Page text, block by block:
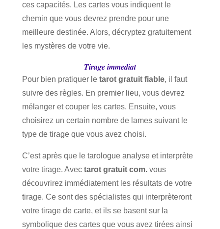
ces capacités. Les cartes vous indiquent le
chemin que vous devrez prendre pour une
meilleure destinée. Alors, décryptez gratuitement
les mystères de votre vie.
Tirage immediat
Pour bien pratiquer le tarot gratuit fiable, il faut
suivre des règles. En premier lieu, vous devrez
mélanger et couper les cartes. Ensuite, vous
choisirez un certain nombre de lames suivant le
type de tirage que vous avez choisi.
C’est après que le tarologue analyse et interprète
votre tirage. Avec tarot gratuit com.vous
découvrirez immédiatement les résultats de votre
tirage. Ce sont des spécialistes qui interprèteront
votre tirage de carte, et ils se basent sur la
symbolique des cartes que vous avez tirées ainsi